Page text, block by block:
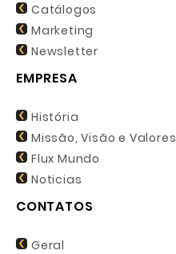
Catálogos
Marketing
Newsletter
EMPRESA
História
Missão, Visão e Valores
Flux Mundo
Noticias
CONTATOS
Geral